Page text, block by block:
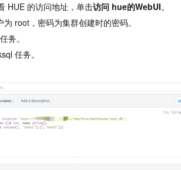
HUE 的访问地址，单击访问 hue的WebUI。
root，密码为集群创建时的密码。
务。
任务。